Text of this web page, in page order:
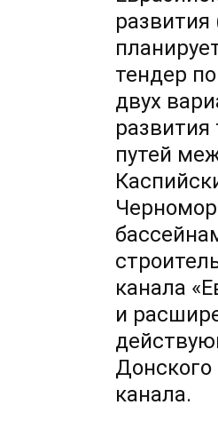
тендер
двух
путей
канала
и
Донского
канала.